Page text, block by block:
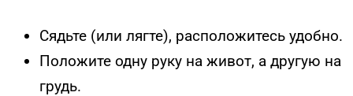
Сядьте (или лягте), расположитесь удобно.
Положите одну руку на живот, а другую на
грудь.